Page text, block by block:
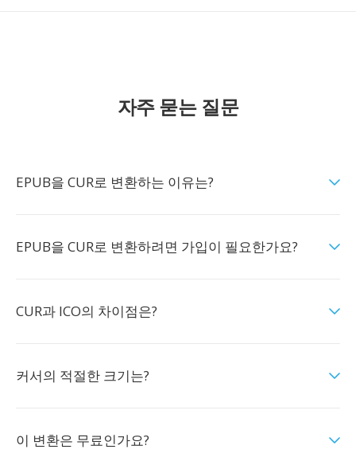
자주 묻는 질문
EPUB을 CUR로 변환하는 이유는?
EPUB을 CUR로 변환하려면 가입이 필요한가요?
CUR과 ICO의 차이점은?
커서의 적절한 크기는?
이 변환은 무료인가요?